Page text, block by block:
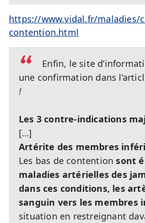
https://www.vidal.fr/maladies/
contention.html
Enfin, le site
une confirmation dans
!
Les 3 contre-indications
[…]
Artérite des membres
Les bas de contentionsont
maladies artérielles des
dans ces conditions, les
sanguin vers les membres
situation en restreignant